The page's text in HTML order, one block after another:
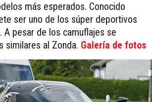
más esperados. Conocido
ser uno de los súper deportivos
A pesar de los camuflajes se
similares al Zonda. Galería de fotos